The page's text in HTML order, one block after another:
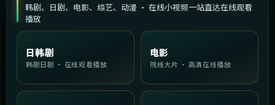
韩剧、日剧、电影、综艺、动漫 · 在线小视频一站直达在线观看
播放
日韩剧
韩剧日剧 · 在线观看播放
电影
院线大片 · 高清在线播放